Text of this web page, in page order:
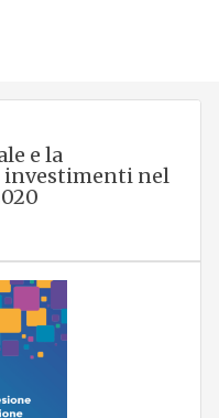
e la
investimenti nel